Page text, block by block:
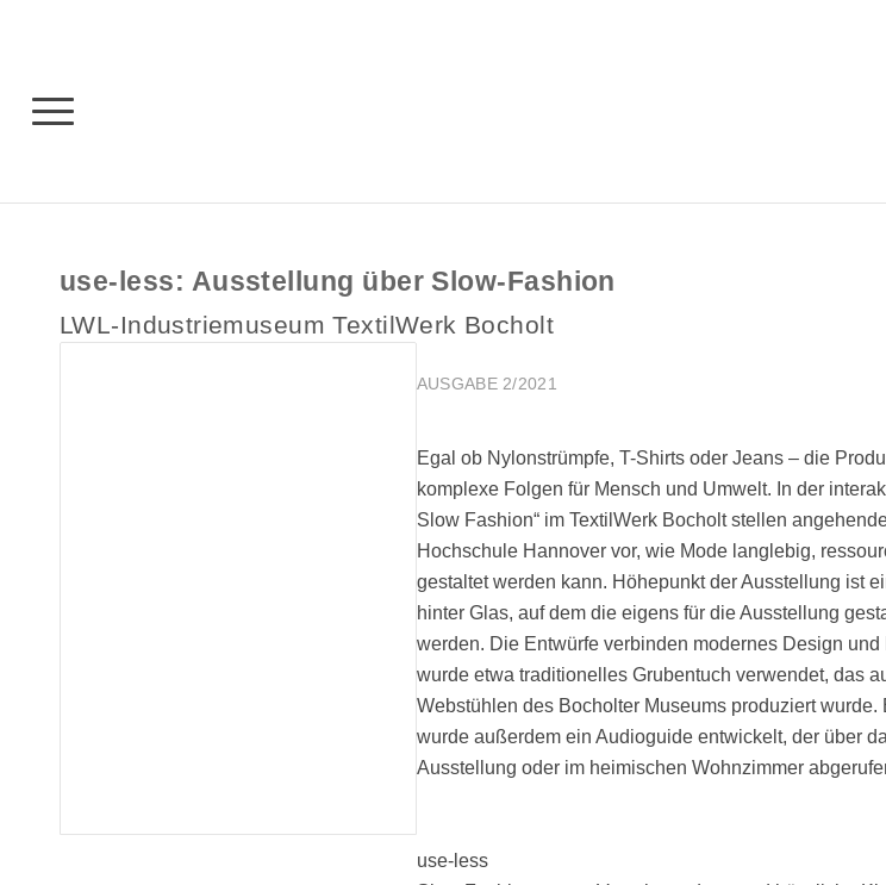
use-less: Ausstellung über Slow-Fashion
LWL-Industriemuseum TextilWerk Bocholt
AUSGABE 2/2021
Egal ob Nylonstrümpfe, T-Shirts oder Jeans – die
komplexe Folgen für Mensch und Umwelt. In der
Slow Fashion“ im TextilWerk Bocholt stellen
Hochschule Hannover vor, wie Mode langlebig,
gestaltet werden kann. Höhepunkt der Ausstellung ist
hinter Glas, auf dem die eigens für die Ausstellung
werden. Die Entwürfe verbinden modernes Design
wurde etwa traditionelles Grubentuch verwendet, das
Webstühlen des Bocholter Museums produziert wurde.
wurde außerdem ein Audioguide entwickelt, der über
Ausstellung oder im heimischen Wohnzimmer
use-less